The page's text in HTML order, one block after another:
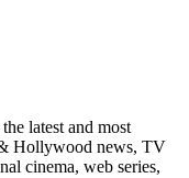
latest and most
Hollywood news, TV
cinema, web series,